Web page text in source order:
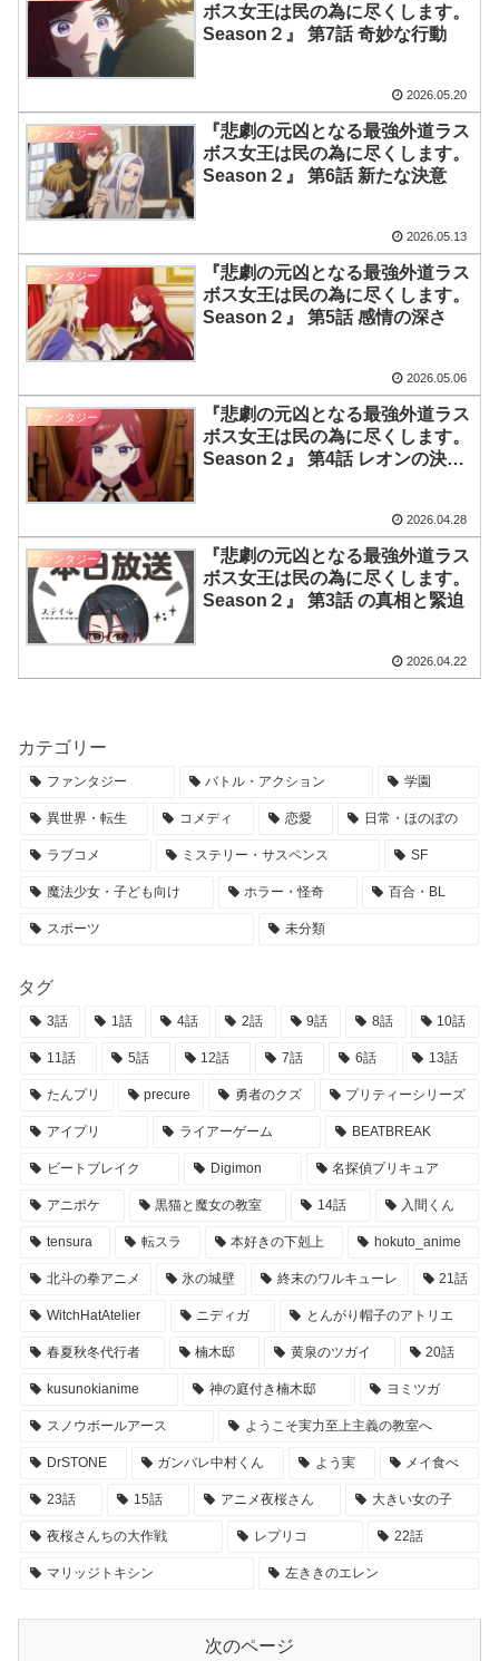
ボス女王は民の為に尽くします。
Season２』 第7話 奇妙な行動
2026.05.20
ファンタジー
『悲劇の元凶となる最強外道ラス
ボス女王は民の為に尽くします。
Season２』 第6話 新たな決意
2026.05.13
ファンタジー
『悲劇の元凶となる最強外道ラス
ボス女王は民の為に尽くします。
Season２』 第5話 感情の深さ
2026.05.06
ファンタジー
『悲劇の元凶となる最強外道ラス
ボス女王は民の為に尽くします。
Season２』 第4話 レオンの決意
2026.04.28
ファンタジー
『悲劇の元凶となる最強外道ラス
ボス女王は民の為に尽くします。
Season２』 第3話 の真相と緊迫
2026.04.22
カテゴリー
ファンタジー バトル・アクション 学園
異世界・転生 コメディ 恋愛 日常・ほのぼの
ラブコメ ミステリー・サスペンス SF
魔法少女・子ども向け ホラー・怪奇 百合・BL
スポーツ 未分類
タグ
3話 1話 4話 2話 9話 8話 10話
11話 5話 12話 7話 6話 13話
たんプリ precure 勇者のクズ プリティーシリーズ
アイプリ ライアーゲーム BEATBREAK
ビートブレイク Digimon 名探偵プリキュア
アニポケ 黒猫と魔女の教室 14話 入間くん
tensura 転スラ 本好きの下剋上 hokuto_anime
北斗の拳アニメ 氷の城壁 終末のワルキューレ 21話
WitchHatAtelier ニディガ とんがり帽子のアトリエ
春夏秋冬代行者 楠木邸 黄泉のツガイ 20話
kusunokianime 神の庭付き楠木邸 ヨミツガ
スノウボールアース ようこそ実力至上主義の教室へ
DrSTONE ガンバレ中村くん よう実 メイ食べ
23話 15話 アニメ夜桜さん 大きい女の子
夜桜さんちの大作戦 レプリコ 22話
マリッジトキシン 左ききのエレン
次のページ